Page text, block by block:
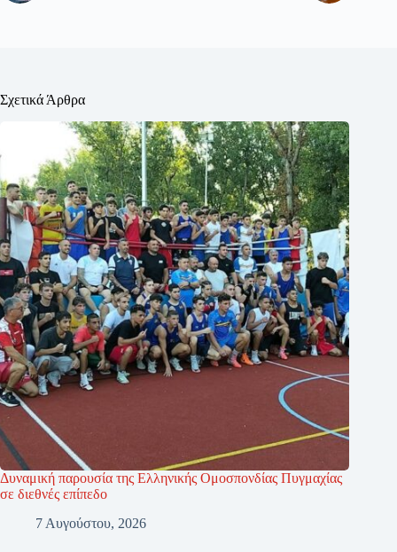
Σχετικά Άρθρα
Δυναμική παρουσία της Ελληνικής Ομοσπονδίας Πυγμαχίας
σε διεθνές επίπεδο
7 Αυγούστου, 2026